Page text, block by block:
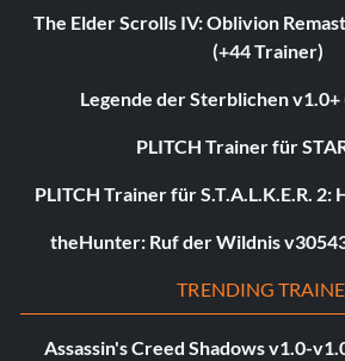
The Elder Scrolls IV: Oblivion
(+44 Trainer)
Legende der Sterblichen v1.0+
PLITCH Trainer für
PLITCH Trainer für S.T.A.L.K.E.R.
theHunter: Ruf der Wildnis
TRENDING
Assassin's Creed Shadows v1.0-